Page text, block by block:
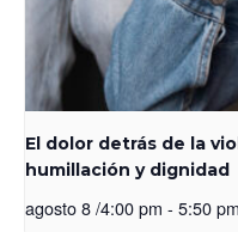
El dolor detrás de la
humillación y dignidad
agosto 8 /4:00 pm - 5:50 pm